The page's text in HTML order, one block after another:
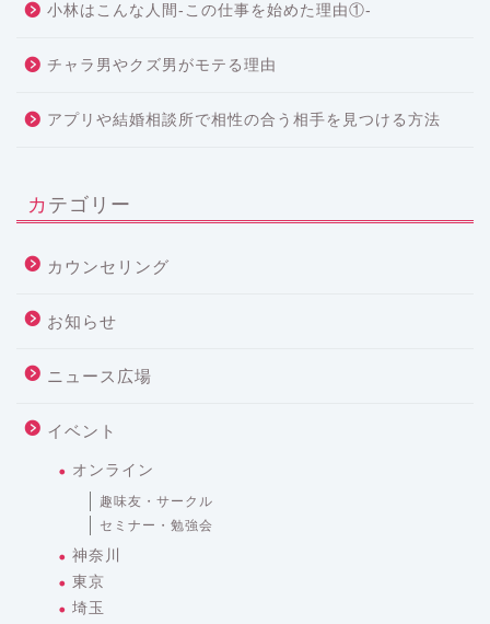
小林はこんな人間-この仕事を始めた理由①-
チャラ男やクズ男がモテる理由
アプリや結婚相談所で相性の合う相手を見つける方法
カテゴリー
カウンセリング
お知らせ
ニュース広場
イベント
オンライン
趣味友・サークル
セミナー・勉強会
神奈川
東京
埼玉